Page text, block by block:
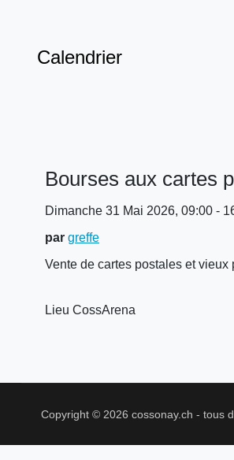
Calendrier
Bourses aux cartes
Dimanche 31 Mai 2026, 09:00 -
par greffe
Vente de cartes postales et
Lieu CossArena
Copyright © 2026 cossonay.ch - tous